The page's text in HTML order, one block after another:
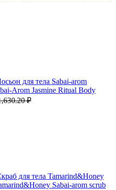
для тела Sabai-arom
Arom Jasmine Ritual Body
₽
для тела Tamarind&Honey
Sabai-arom scrub